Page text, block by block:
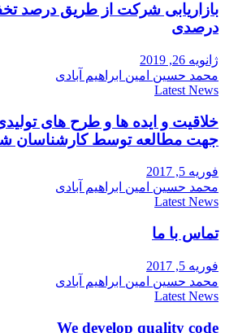
بازاریابی شرکت از طریق درصد
درصدی
ژانویه 26, 2019
محمد حسین امین ابراهیم آبادی
Latest News
خلاقیت و ایده ها و طرح های
جهت مطالعه توسط کارشناسان
فوریه 5, 2017
محمد حسین امین ابراهیم آبادی
Latest News
تماس با ما
فوریه 5, 2017
محمد حسین امین ابراهیم آبادی
Latest News
We develop quality code